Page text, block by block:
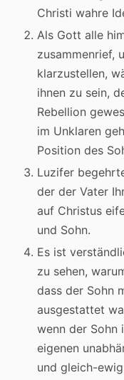
Christi wahre
Als Gott alle
zusammenrief,
klarzustellen,
ihnen zu sein,
Rebellion
im Unklaren
Position des
Luzifer
der der Vater
auf Christus
und Sohn.
Es ist
zu sehen,
dass der Sohn
ausgestattet
wenn der Sohn
eigenen
und gleich-